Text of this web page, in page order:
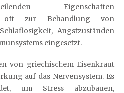
Eigenschaften
oft zur Behandlung von
Angstzuständen
eingesetzt.
von griechischem Eisenkraut
auf das Nervensystem. Es
um Stress abzubauen,